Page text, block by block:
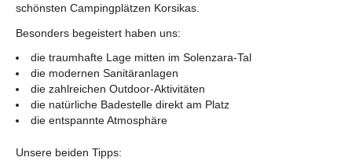
schönsten Campingplätzen Korsikas.
Besonders begeistert haben uns:
die traumhafte Lage mitten im Solenzara-Tal
die modernen Sanitäranlagen
die zahlreichen Outdoor-Aktivitäten
die natürliche Badestelle direkt am Platz
die entspannte Atmosphäre
Unsere beiden Tipps: